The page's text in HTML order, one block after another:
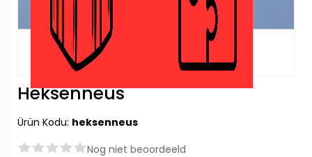
Heksenneus
Ürün Kodu: heksenneus
Nog niet beoordeeld